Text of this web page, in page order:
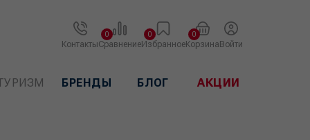
КонтактыСравнение
0
Избранное
0
Корзина
0
Войти
БРЕНДЫ БЛОГ АКЦИИ